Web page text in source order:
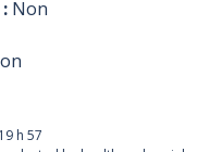
Non
h 57